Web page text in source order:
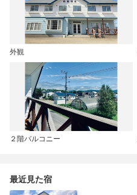
外観
２階バルコニー
最近見た宿